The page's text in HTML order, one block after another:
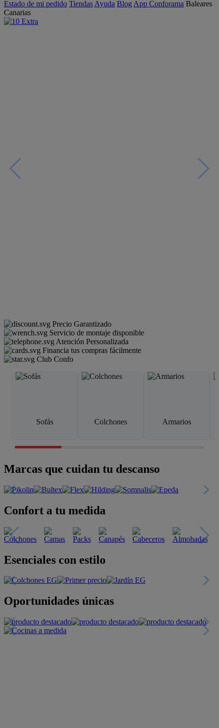
Estado de mi pedido Tiendas Ayuda Blog App Conforama Baleares
Canarias
Precio Garantizado
Servicio de montaje disponible
Atención Personalizada
Financia tus compras fácilmente
Club Confo
Sofás Colchones Armarios
Marcas que cuidan tu descanso
Confort a tu medida
Esenciales con estilo
Oportunidades únicas